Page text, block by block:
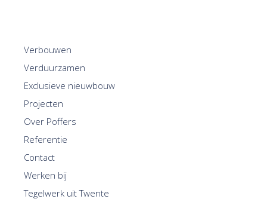
Verbouwen
Verduurzamen
Exclusieve nieuwbouw
Projecten
Over Poffers
Referentie
Contact
Werken bij
Tegelwerk uit Twente